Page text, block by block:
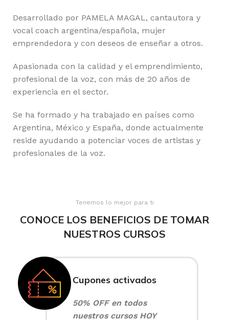
Desarrollado por PAMELA MAGAL, cantautora y
vocal coach argentina/española, mujer
emprendedora y con deseos de enseñar a otros.
Apasionada con la calidad y el emprendimiento,
profesional de la voz, con más de 20 años de
experiencia en el sector.
Se ha formado y ha trabajado en países como
Argentina, México y España, donde actualmente
reside ayudando a potenciar voces de artistas y
profesionales de la voz.
Tenemos lo mejor para ti
CONOCE LOS BENEFICIOS DE TOMAR
NUESTROS CURSOS
Cupones activados
50% OFF en todos
nuestros cursos HOY